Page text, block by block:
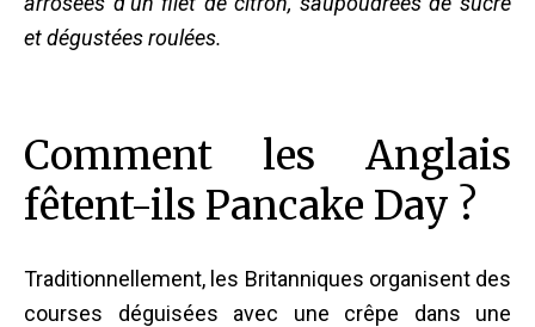
et dégustées roulées.
Comment les Anglais
fêtent-ils Pancake Day ?
Traditionnellement, les Britanniques organisent des
courses déguisées avec une crêpe dans une